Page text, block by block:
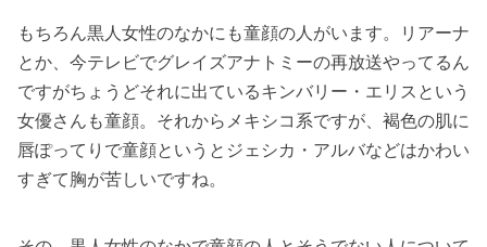
もちろん黒人女性のなかにも童顔の人がいます。リアーナ
とか、今テレビでグレイズアナトミーの再放送やってるん
ですがちょうどそれに出ているキンバリー・エリスという
女優さんも童顔。それからメキシコ系ですが、褐色の肌に
唇ぽってりで童顔というとジェシカ・アルバなどはかわい
すぎて胸が苦しいですね。